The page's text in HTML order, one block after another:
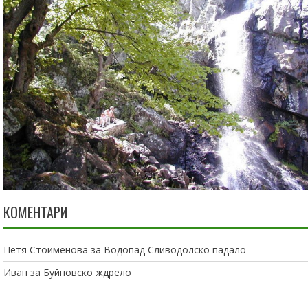
КОМЕНТАРИ
Петя Стоименова за Водопад Сливодолско падало
Иван за Буйновско ждрело